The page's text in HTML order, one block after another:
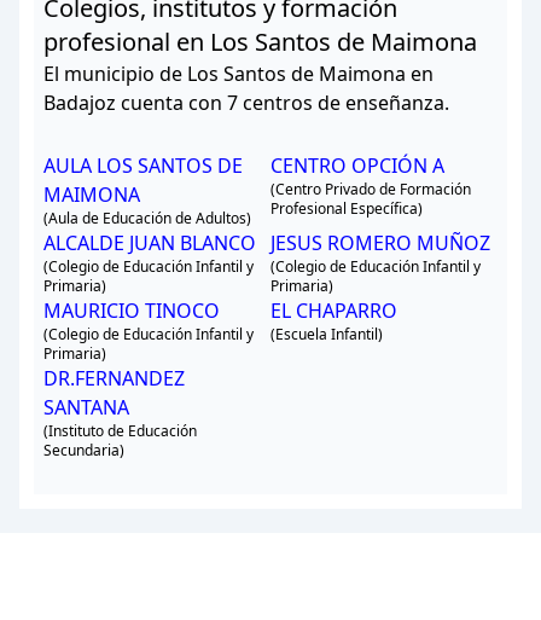
Colegios, institutos y formación
profesional en Los Santos de Maimona
El municipio de Los Santos de Maimona en
Badajoz cuenta con 7 centros de enseñanza.
AULA LOS SANTOS DE
MAIMONA
(Aula de Educación de Adultos)
CENTRO OPCIÓN A
(Centro Privado de Formación
Profesional Específica)
ALCALDE JUAN BLANCO
(Colegio de Educación Infantil y
Primaria)
JESUS ROMERO MUÑOZ
(Colegio de Educación Infantil y
Primaria)
MAURICIO TINOCO
(Colegio de Educación Infantil y
Primaria)
EL CHAPARRO
(Escuela Infantil)
DR.FERNANDEZ
SANTANA
(Instituto de Educación
Secundaria)